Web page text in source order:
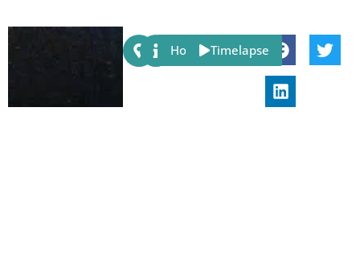
Share:
Host Timelapse